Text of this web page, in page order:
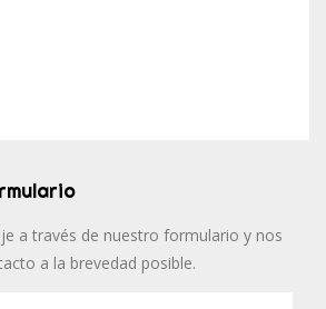
a través de nuestro formulario y nos
a la brevedad posible.